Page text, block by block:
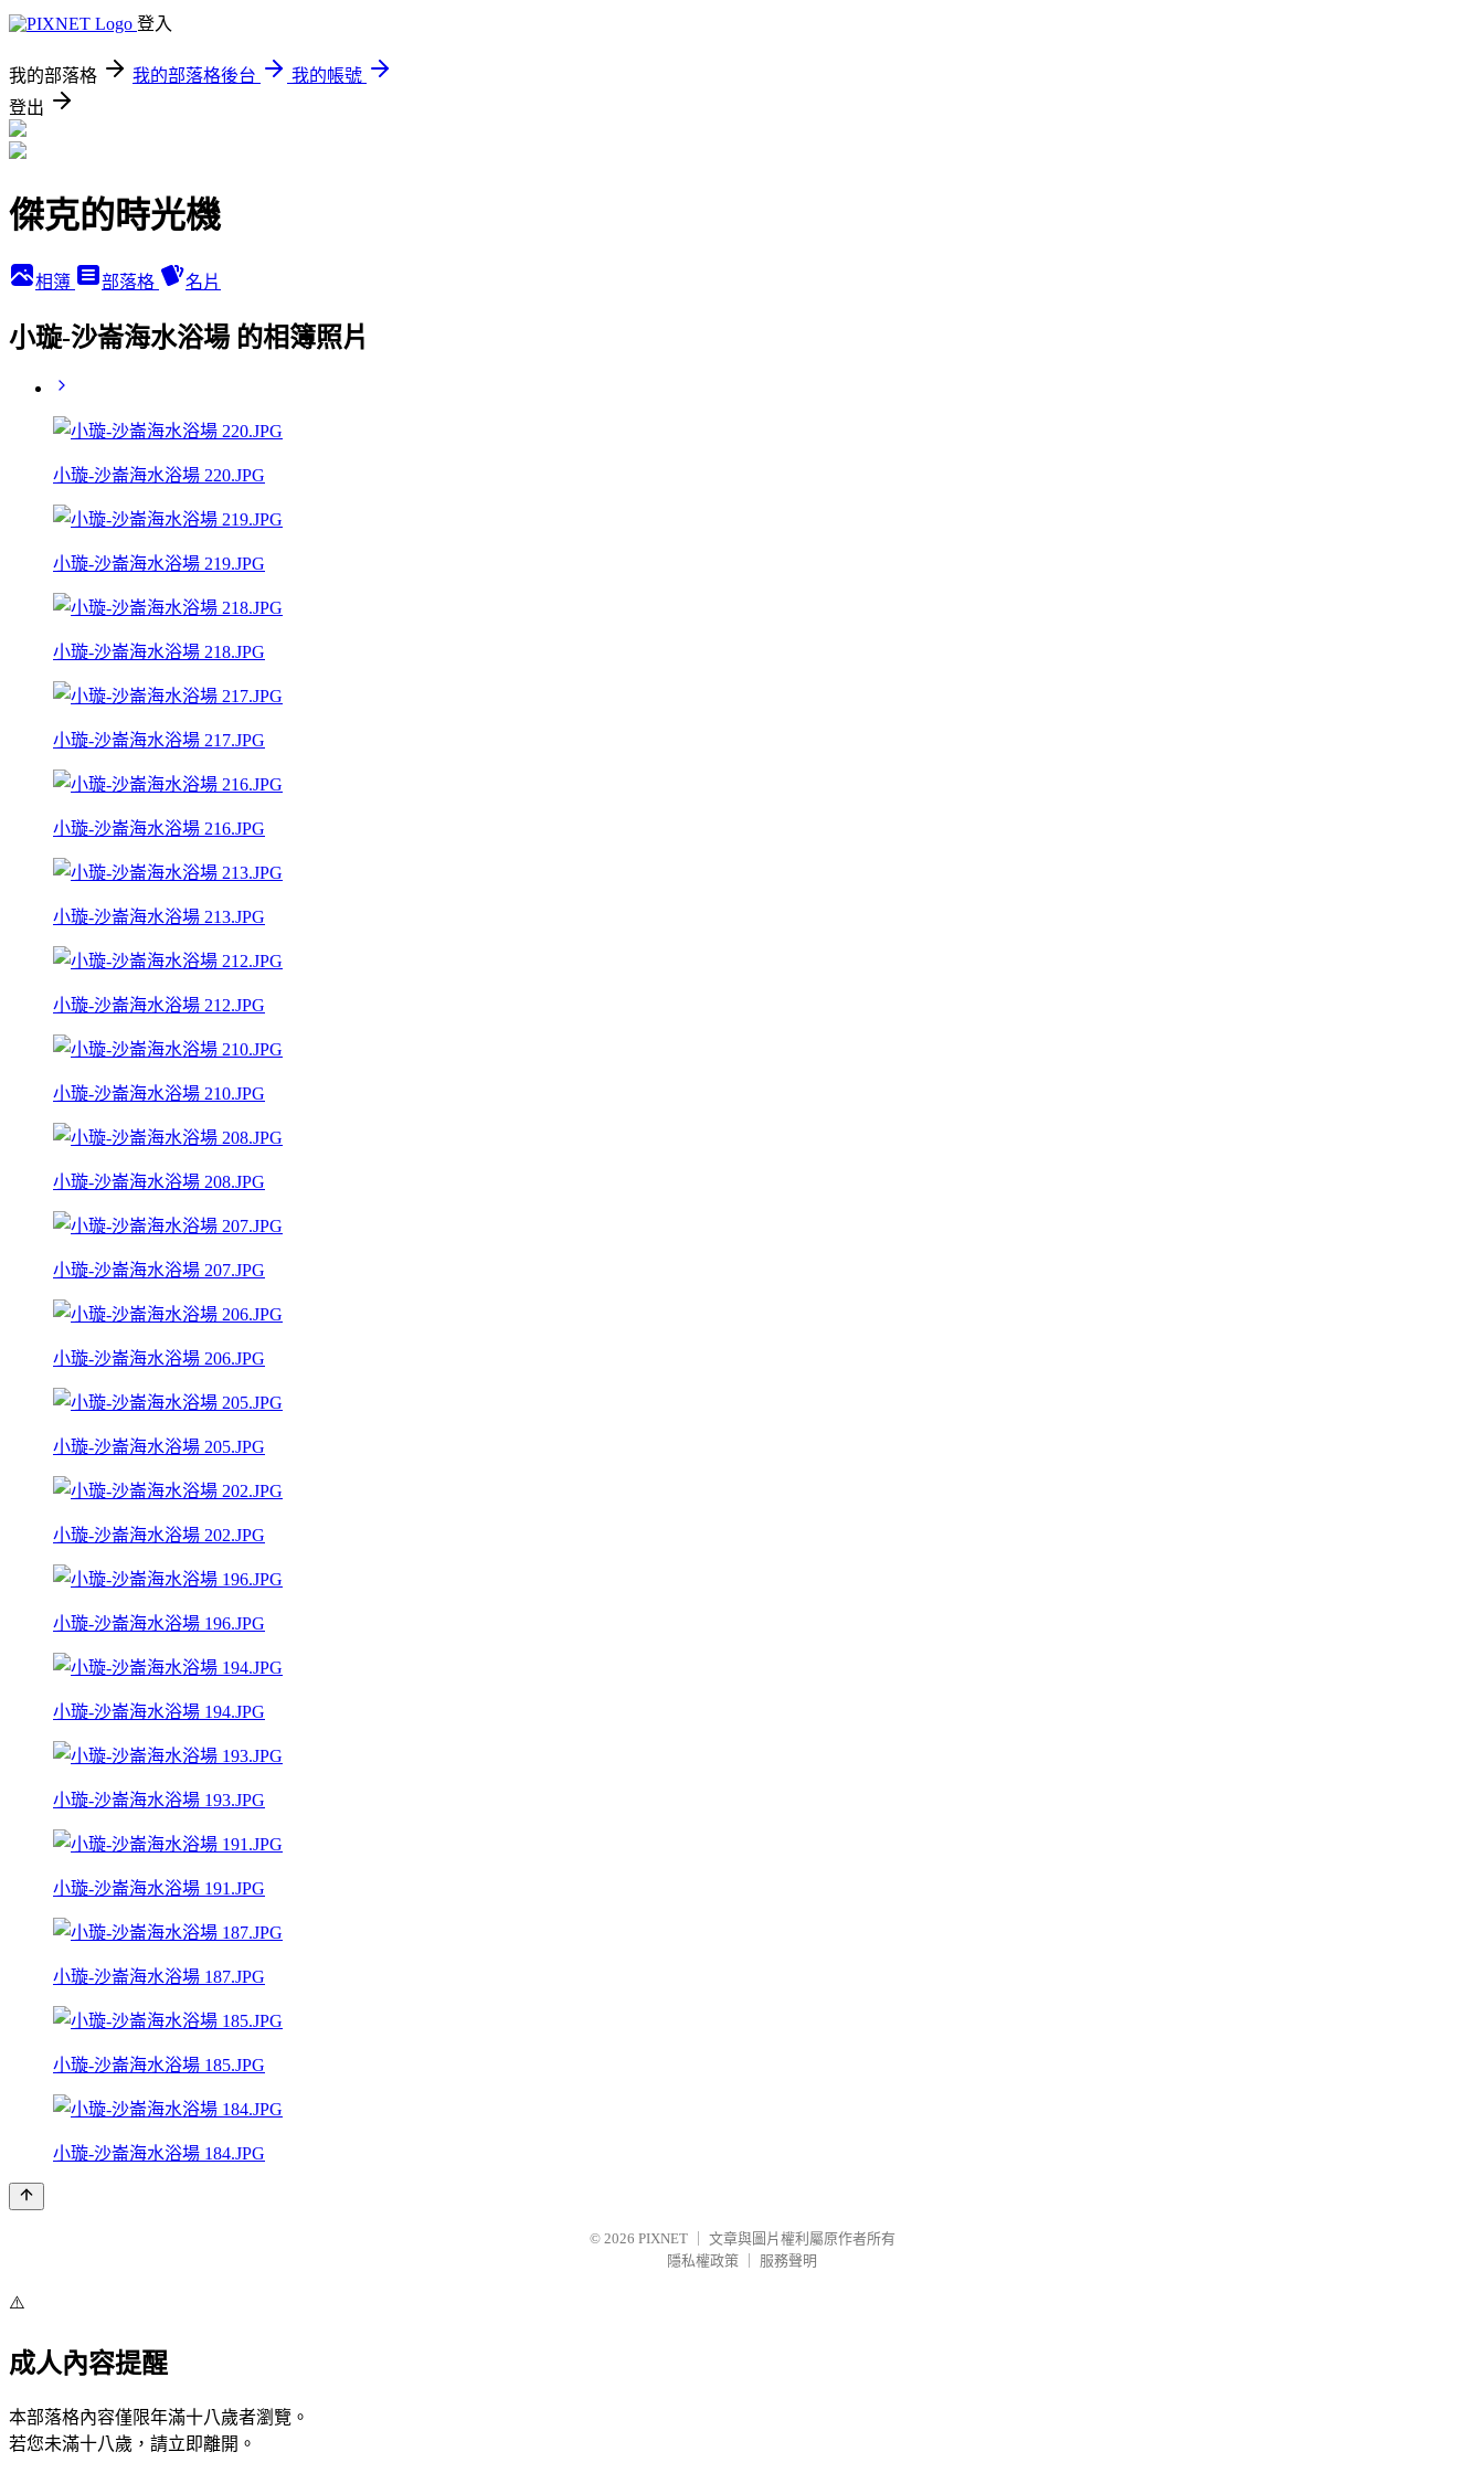
登入
我的部落格 我的部落格後台
我的帳號
登出
傑克的時光機
相簿 部落格 名片
小璇-沙崙海水浴場 的相簿照片
小璇-沙崙海水浴場 220.JPG
小璇-沙崙海水浴場 219.JPG
小璇-沙崙海水浴場 218.JPG
小璇-沙崙海水浴場 217.JPG
小璇-沙崙海水浴場 216.JPG
小璇-沙崙海水浴場 213.JPG
小璇-沙崙海水浴場 212.JPG
小璇-沙崙海水浴場 210.JPG
小璇-沙崙海水浴場 208.JPG
小璇-沙崙海水浴場 207.JPG
小璇-沙崙海水浴場 206.JPG
小璇-沙崙海水浴場 205.JPG
小璇-沙崙海水浴場 202.JPG
小璇-沙崙海水浴場 196.JPG
小璇-沙崙海水浴場 194.JPG
小璇-沙崙海水浴場 193.JPG
小璇-沙崙海水浴場 191.JPG
小璇-沙崙海水浴場 187.JPG
小璇-沙崙海水浴場 185.JPG
小璇-沙崙海水浴場 184.JPG
© 2026 PIXNET
文章與圖片權利屬原作者所有
隱私權政策
服務聲明
⚠️
成人內容提醒
本部落格內容僅限年滿十八歲者瀏覽。
若您未滿十八歲，請立即離開。